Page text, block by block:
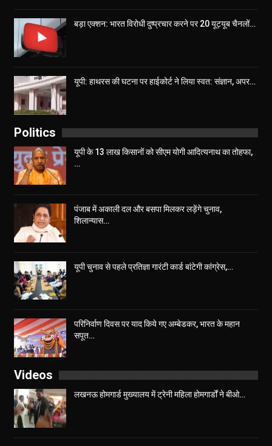
बड़ा एक्शन: भारत विरोधी दुष्प्रचार करने पर 20 यूट्यूब चैनलों…
यूपी: हाथरस की घटना पर हाईकोर्ट ने लिया स्वत: संज्ञान, अपर…
Politics
यूपी के 13 लाख किसानों को सीएम योगी आद‍ित्‍यनाथ का तोहफा,
…
पंजाब में अकाली दल और बसपा मिलकर लड़ेंगे चुनाव,
शिलान्यास…
यूपी चुनाव से पहले प्रतिज्ञा गारंटी कार्ड बांटेगी कांग्रेस,…
परिनिर्वाण दिवस पर याद किये गए अम्बेडकर, भारत के महान
सपूत…
Videos
लखनऊ होमगार्ड मुख्यालय में ट्रेनी महिला होमगार्डों ने बीओ…